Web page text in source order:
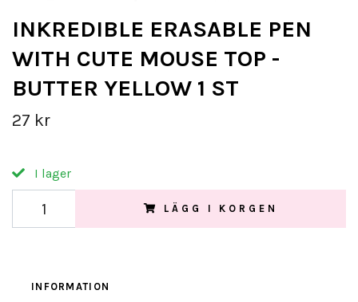
INKREDIBLE ERASABLE PEN
WITH CUTE MOUSE TOP -
BUTTER YELLOW 1 ST
27 kr
I lager
LÄGG I KORGEN
INFORMATION